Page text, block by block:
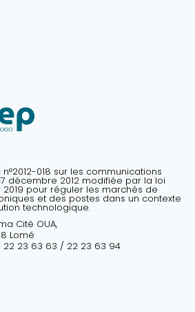
n°2012-018 sur les communications
décembre 2012 modifiée par la loi
2019 pour réguler les marchés de
et des postes dans un contexte
technologique.
Cité OUA,
Lomé
23 63 63 / 22 23 63 94